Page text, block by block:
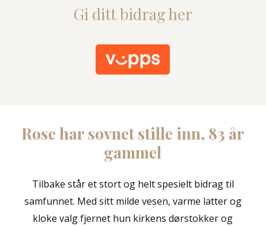
Gi ditt bidrag her
Rose har sovnet stille inn, 83 år
gammel
Tilbake står et stort og helt spesielt bidrag til
samfunnet. Med sitt milde vesen, varme latter og
kloke valg fjernet hun kirkens dørstokker og